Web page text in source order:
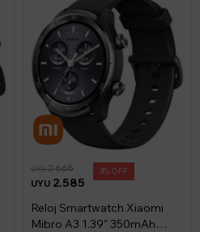
UYU 2.585
UYU2.665 3
Reloj Smartwatch Xiaomi
Mibro A3 1.39" 350mAh